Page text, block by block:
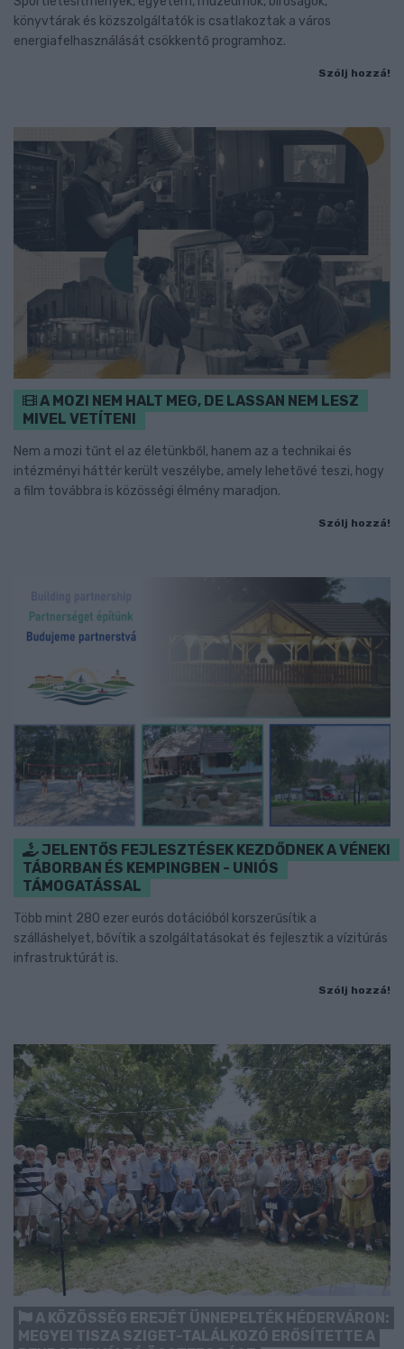
könyvtárak és közszolgáltatók is csatlakoztak a város
energiafelhasználását csökkentő programhoz.
Szólj hozzá!
A MOZI NEM HALT MEG, DE LASSAN NEM LESZ
MIVEL VETÍTENI
Nem a mozi tűnt el az életünkből, hanem az a technikai és
intézményi háttér került veszélybe, amely lehetővé teszi, hogy
a film továbbra is közösségi élmény maradjon.
Szólj hozzá!
JELENTŐS FEJLESZTÉSEK KEZDŐDNEK A VÉNEKI
TÁBORBAN ÉS KEMPINGBEN - UNIÓS
TÁMOGATÁSSAL
Több mint 280 ezer eurós dotációból korszerűsítik a
szálláshelyet, bővítik a szolgáltatásokat és fejlesztik a vízitúrás
infrastruktúrát is.
Szólj hozzá!
A KÖZÖSSÉG EREJÉT ÜNNEPELTÉK HÉDERVÁRON:
MEGYEI TISZA SZIGET-TALÁLKOZÓ ERŐSÍTETTE A